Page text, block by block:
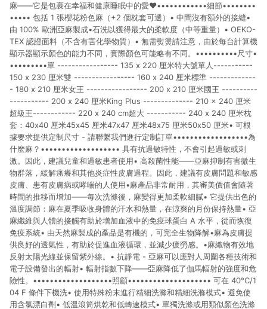
麻——它是包裹在幸福和健康睡眠中的愛♥️••••••••••••細節••••••••
••••• 包括 1 張櫻花粉色麻（+2 個枕套可選）• 中間沒有額外的接縫•
由 100% 歐洲亞麻製成•石洗以獲得最大的柔軟度（中等重量）• OEKO-
TEX 認證面料（不含有害化學物質）• 無需熨燙請注意，由於每台計算機
顯示器顯示顏色的能力不同，實際顏色可能略有不同。••••••••••尺寸•
•••••••••單 ----------------- 135 x 220 厘米特大號單人-----------
150 x 230 厘米雙 ----------------- 160 x 240 厘米標準 -------------
- 180 x 210 厘米女王 ----------------- 200 x 210 厘米國王 ----------
----------- 200 x 240 厘米King Plus -------------- 210 x 240 厘米
超級王------------ 220 x 240 cm超大 ----------- 240 x 240 厘米枕
套：40x40 厘米45x45 厘米47x47 厘米48x75 厘米50x50 厘米• 可根
據要求提供定制尺寸 - 請聯繫我們進行定制訂單••••••••••••••••••為
什麼麻？••••••••••••••••••• 具有抗過敏特性，不會引起過敏或刺
激。因此，建議兒童和過敏患者使用• 高殺菌性能——亞麻抑制有害微生
物群落，緩解瘙癢和其他炎症性皮膚過程。因此，建議有皮膚問題和敏感
皮膚、患有皮膚病或哮喘的人使用•麻產品非常耐用，其審美價值會隨著
時間的推移而增加——每次洗滌後，麻變得更加柔軟細膩• 它提供出色的
溫度調節：麻在夏季吸收身體的汗水和熱量，在涼爽的月份保持熱量• 亞
麻纖維與人體的接觸有助於增加血液中的免疫球蛋白 A 水平，從而恢復
免疫系統• 由天然麻製成的產品是有機的，可完全生物降解•麻為皮膚提
供良好的透氣性，有助於促進血液循環，並減少疲勞感。•麻織物有效地
反射太陽光線並保留紫外線。• 抗靜電 - 亞麻可以應對人周圍各種技術和
電子設備發出的輻射• 輻射指數下降——亞麻降低了伽馬輻射的強度和危
險性。•••••••••••••••••••照顧•••••••••••••••••••• 可在 40°C/1
04 F 條件下機洗• 使用特殊粉末進行精細洗滌和精細洗滌模式• 避免使
用含氯漂白劑• 低溫滾筒烘乾和低轉速模式• 單獨洗滌或用類似顏色洗滌